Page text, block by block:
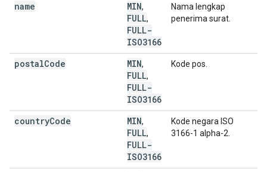
name MIN,
FULL,
FULL-
ISO3166
Nama lengkap
penerima surat.
postalCode MIN,
FULL,
FULL-
ISO3166
Kode pos.
countryCode MIN,
FULL,
FULL-
ISO3166
Kode negara ISO
3166-1 alpha-2.